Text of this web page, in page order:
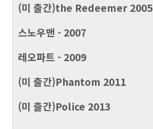
(미 출간)the Redeemer 2005
스노우맨 - 2007
레오파트 - 2009
(미 출간)Phantom 2011
(미 출간)Police 2013